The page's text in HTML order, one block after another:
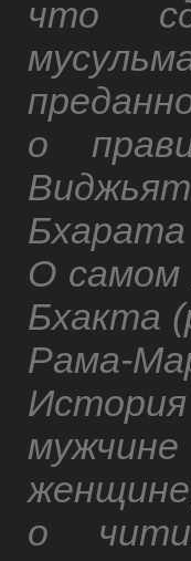
что
о
О самом
Бхакта
Рама-
о